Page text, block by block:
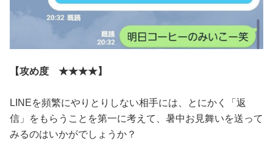
【攻め度 ★★★★】
LINEを頻繁にやりとりしない相手には、とにかく「返
信」をもらうことを第一に考えて、暑中お見舞いを送って
みるのはいかがでしょうか？